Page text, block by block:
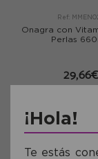
Ref:
Onagra con
Perlas
29,66€
¡Hola!
Te estás